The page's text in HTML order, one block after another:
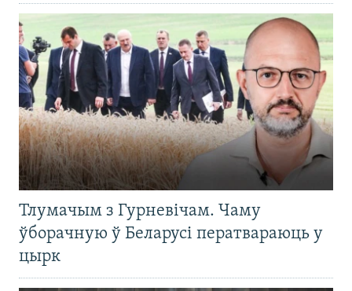
Тлумачым з Гурневічам. Чаму
ўборачную ў Беларусі ператвараюць у
цырк